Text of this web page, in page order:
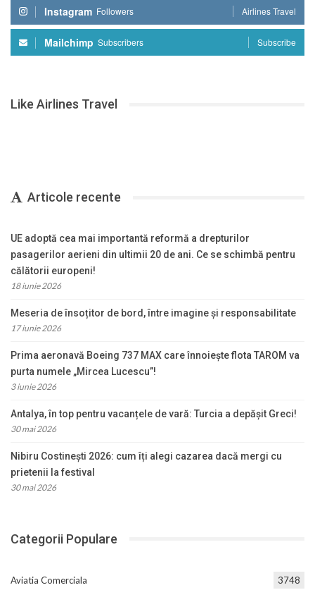
Instagram Followers Airlines Travel
Mailchimp Subscribers Subscribe
Like Airlines Travel
Articole recente
UE adoptă cea mai importantă reformă a drepturilor
pasagerilor aerieni din ultimii 20 de ani. Ce se schimbă pentru
călătorii europeni!
18 iunie 2026
Meseria de însoțitor de bord, între imagine și responsabilitate
17 iunie 2026
Prima aeronavă Boeing 737 MAX care înnoiește flota TAROM va
purta numele „Mircea Lucescu”!
3 iunie 2026
Antalya, în top pentru vacanțele de vară: Turcia a depășit Greci!
30 mai 2026
Nibiru Costinești 2026: cum îți alegi cazarea dacă mergi cu
prietenii la festival
30 mai 2026
Categorii Populare
Aviatia Comerciala 3748